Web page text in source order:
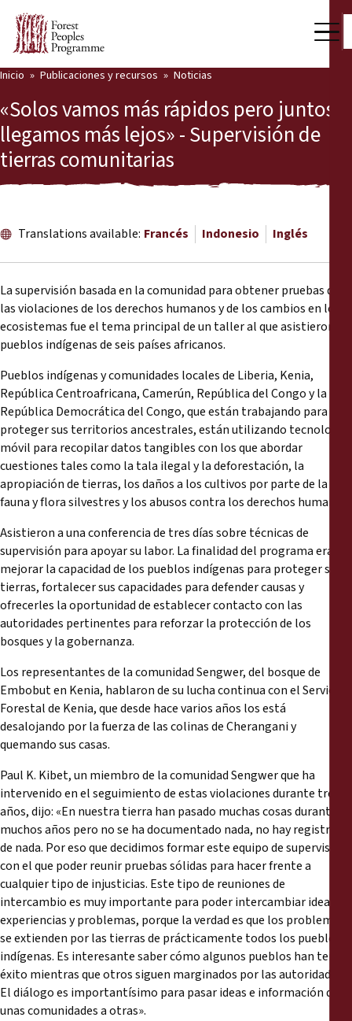
Sala de prensa
Apóyenos
Nuestro trabajo
Voces comunitarias
Socios y Países
Publicaciones y recursos
Back
Noticias
Comunicados de prensa
Materiales de capacitación
Documentos informativos
Presentaciones legales
Declaraciones
Informes anuales
Inicio Publicaciones y recursos Noticias
«Solos vamos más rápidos pero juntos
llegamos más lejos» - Supervisión de
tierras comunitarias
Translations available: Francés Indonesio Inglés
La supervisión basada en la comunidad para obtener pruebas de
las violaciones de los derechos humanos y de los cambios en los
ecosistemas fue el tema principal de un taller al que asistieron
pueblos indígenas de seis países africanos.
Pueblos indígenas y comunidades locales de Liberia, Kenia,
República Centroafricana, Camerún, República del Congo y la
República Democrática del Congo, que están trabajando para
proteger sus territorios ancestrales, están utilizando tecnología
móvil para recopilar datos tangibles con los que abordar
cuestiones tales como la tala ilegal y la deforestación, la
apropiación de tierras, los daños a los cultivos por parte de la
fauna y flora silvestres y los abusos contra los derechos humanos.
Asistieron a una conferencia de tres días sobre técnicas de
supervisión para apoyar su labor. La finalidad del programa era
mejorar la capacidad de los pueblos indígenas para proteger sus
tierras, fortalecer sus capacidades para defender causas y
ofrecerles la oportunidad de establecer contacto con las
autoridades pertinentes para reforzar la protección de los
bosques y la gobernanza.
Los representantes de la comunidad Sengwer, del bosque de
Embobut en Kenia, hablaron de su lucha continua con el Servicio
Forestal de Kenia, que desde hace varios años los está
desalojando por la fuerza de las colinas de Cherangani y
quemando sus casas.
Paul K. Kibet, un miembro de la comunidad Sengwer que ha
intervenido en el seguimiento de estas violaciones durante tres
años, dijo: «En nuestra tierra han pasado muchas cosas durante
muchos años pero no se ha documentado nada, no hay registros
de nada. Por eso que decidimos formar este equipo de supervisión
con el que poder reunir pruebas sólidas para hacer frente a
cualquier tipo de injusticias. Este tipo de reuniones de
intercambio es muy importante para poder intercambiar ideas,
experiencias y problemas, porque la verdad es que los problemas
se extienden por las tierras de prácticamente todos los pueblos
indígenas. Es interesante saber cómo algunos pueblos han tenido
éxito mientras que otros siguen marginados por las autoridades.
El diálogo es importantísimo para pasar ideas e información de
unas comunidades a otras».